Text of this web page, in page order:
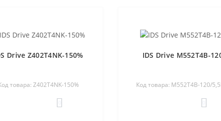
Drive Z402T4NK-150%
товара: Z402T4NK-150%
IDS Drive M552T4B-
Код товара: M552T4B-120/